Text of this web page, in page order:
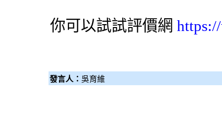
你可以試試評價網
發言人： 吳育維